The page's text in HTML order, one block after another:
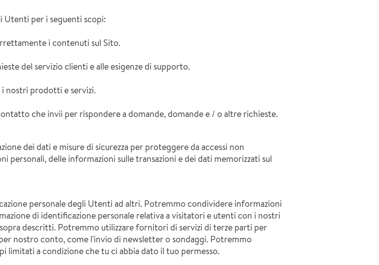
Utenti per i seguenti scopi:
i contenuti sul Sito.
del servizio clienti e alle esigenze di supporto.
nostri prodotti e servizi.
che invii per rispondere a domande, domande e / o altre richieste.
dei dati e misure di sicurezza per proteggere da accessi non
personali, delle informazioni sulle transazioni e dei dati memorizzati sul
personale degli Utenti ad altri. Potremmo condividere informazioni
di identificazione personale relativa a visitatori e utenti con i nostri
descritti. Potremmo utilizzare fornitori di servizi di terze parti per
nostro conto, come l'invio di newsletter o sondaggi. Potremmo
a condizione che tu ci abbia dato il tuo permesso.